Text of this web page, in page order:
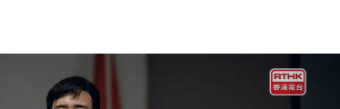
第三十三集：范守
良把破案心愿交托